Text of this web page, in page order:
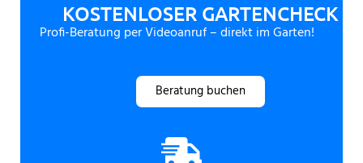
KOSTENLOSER GARTENCHECK
Profi-Beratung per Videoanruf – direkt im Garten!
Beratung buchen